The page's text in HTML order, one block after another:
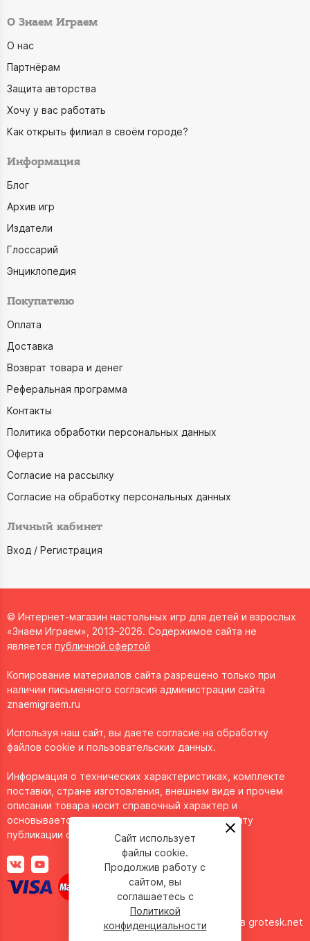
О Знаем Играем
О нас
Партнёрам
Защита авторства
Хочу у вас работать
Как открыть филиал в своём городе?
Информация
Блог
Архив игр
Издатели
Глоссарий
Энциклопедия
Покупателю
Оплата
Доставка
Возврат товара и денег
Реферальная программа
Контакты
Политика обработки персональных данных
Оферта
Согласие на рассылку
Согласие на обработку персональных данных
Личный кабинет
Вход / Регистрация
© Интернет-магазин настольных игр для детей и взрослых
«Знаем Играем», 2013–2026. Содержимое сайта не
является публичной офертой
Копирование материалов сайта разрешено только при
наличии письменного согласия администрации сайта
znaemigraem.ru
Используя наш сайт, вы даете согласие на обработку
файлов cookie и пользовательских данных.
Информация о технических характеристиках, комплекте
поставки, стране изготовления, внешнем виде и прочем
описании товара носит справочный характер и
основывается на последних доступных к моменту
публикации сведениях.
Сделано в grotesk.net
Сайт использует
файлы cookie.
Продолжив работу с
сайтом, вы
соглашаетесь с
Политикой
конфиденциальности